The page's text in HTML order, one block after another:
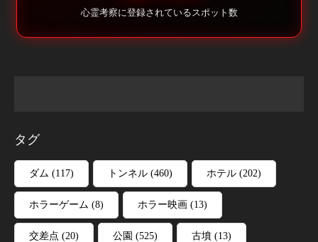
心霊考察に登録されているスポット数
タグ
ダム (117) トンネル (460) ホテル (202)
ホラーゲーム (8) ホラー映画 (13)
交差点 (20) 公園 (525) 古墳 (13)